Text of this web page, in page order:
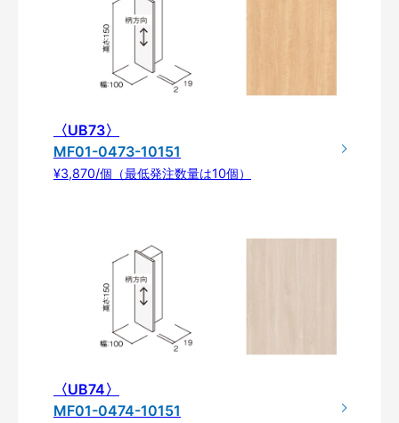
〈UB73〉
MF01-0473-10151
¥3,870/個（最低発注数量は10個）
〈UB74〉
MF01-0474-10151